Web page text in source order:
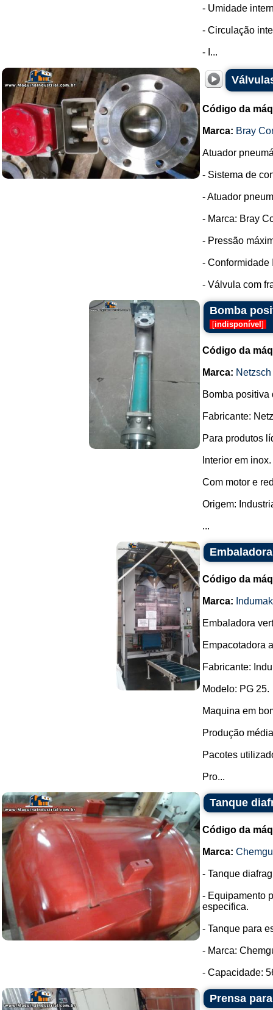
- Umidade
- Circulação
- I...
Código da
Marca: Bray
Atuador
- Sistema de
- Atuador
- Marca: Bray
- Pressão
- Conformidade
- Válvula com
Bomba
[indisponível ]
Código da
Marca: Netzsch
Bomba
Fabricante:
Para produtos
Interior em inox.
Com motor e
Origem:
...
Código da
Marca: Indumak
Embaladora
Empacotadora
Fabricante:
Modelo: PG 25.
Maquina em
Produção
Pacotes
Pro...
Tanque
Código da
Marca:
- Tanque
- Equipamento
especifica.
- Tanque para
- Marca:
- Capacidade:
Prensa